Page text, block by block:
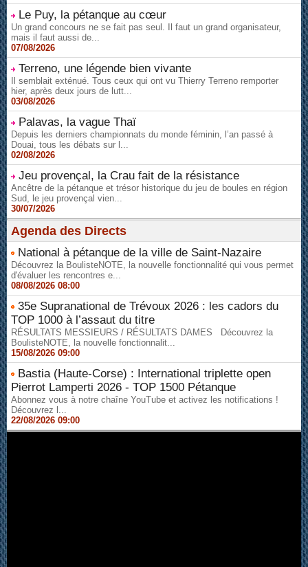
Le Puy, la pétanque au cœur
Un grand concours ne se fait pas seul. Il faut un grand organisateur,
mais il faut aussi de...
07/08/2026
Terreno, une légende bien vivante
Il semblait exténué. Tous ceux qui ont vu Thierry Terreno remporter
hier, après deux jours de lutt...
03/08/2026
Palavas, la vague Thaï
Depuis les derniers championnats du monde féminin, l’an passé à
Douai, tous les débats sur l...
02/08/2026
Jeu provençal, la Crau fait de la résistance
Ancêtre de la pétanque et trésor historique du jeu de boules en région
Sud, le jeu provençal vien...
30/07/2026
Agenda des Directs
National à pétanque de la ville de Saint-Nazaire
Découvrez la BoulisteNOTE, la nouvelle fonctionnalité qui vous permet
d'évaluer les rencontres e...
08/08/2026 08:00
35e Supranational de Trévoux 2026 : les cadors du
TOP 1000 à l’assaut du titre
RÉSULTATS MESSIEURS / RÉSULTATS DAMES Découvrez la
BoulisteNOTE, la nouvelle fonctionnalit...
15/08/2026 09:00
Bastia (Haute-Corse) : International triplette open
Pierrot Lamperti 2026 - TOP 1500 Pétanque
Abonnez vous à notre chaîne YouTube et activez les notifications !
Découvrez l...
22/08/2026 09:00